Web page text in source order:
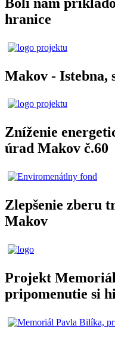
hranice
Makov - Istebna,
Zníženie
úrad Makov č.60
Zlepšenie zberu
Makov
Projekt
pripomenutie si